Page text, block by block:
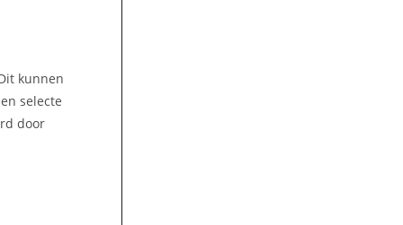
kunnen
selecte
door